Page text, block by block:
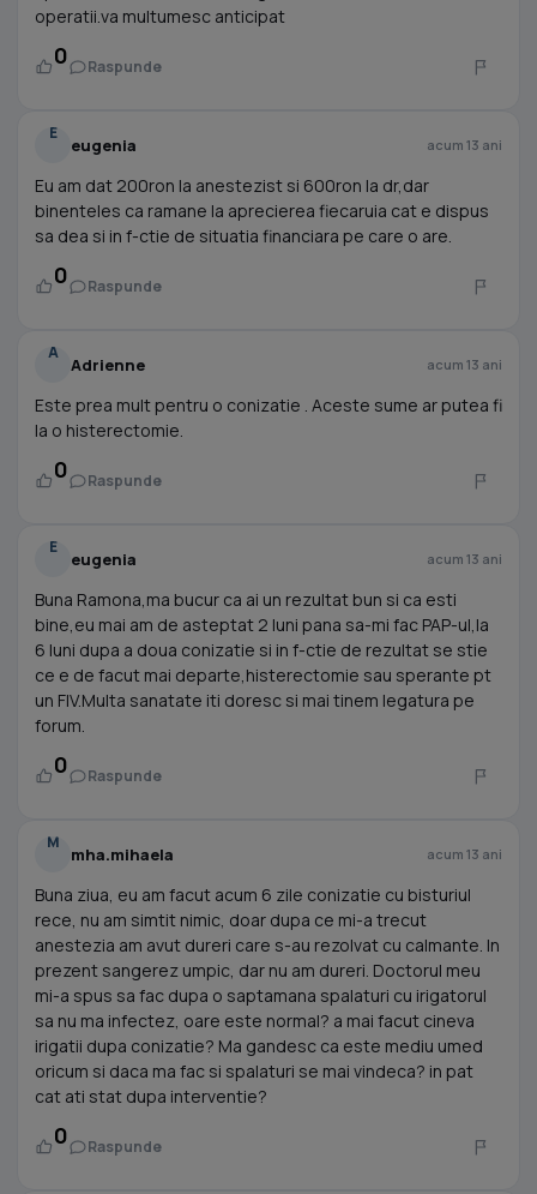
operatii.va multumesc anticipat
0 Raspunde
E
eugenia acum 13 ani
Eu am dat 200ron la anestezist si 600ron la dr,dar
binenteles ca ramane la aprecierea fiecaruia cat e dispus
sa dea si in f-ctie de situatia financiara pe care o are.
0 Raspunde
A
Adrienne acum 13 ani
Este prea mult pentru o conizatie . Aceste sume ar putea fi
la o histerectomie.
0 Raspunde
E
eugenia acum 13 ani
Buna Ramona,ma bucur ca ai un rezultat bun si ca esti
bine,eu mai am de asteptat 2 luni pana sa-mi fac PAP-ul,la
6 luni dupa a doua conizatie si in f-ctie de rezultat se stie
ce e de facut mai departe,histerectomie sau sperante pt
un FIV.Multa sanatate iti doresc si mai tinem legatura pe
forum.
0 Raspunde
M
mha.mihaela acum 13 ani
Buna ziua, eu am facut acum 6 zile conizatie cu bisturiul
rece, nu am simtit nimic, doar dupa ce mi-a trecut
anestezia am avut dureri care s-au rezolvat cu calmante. In
prezent sangerez umpic, dar nu am dureri. Doctorul meu
mi-a spus sa fac dupa o saptamana spalaturi cu irigatorul
sa nu ma infectez, oare este normal? a mai facut cineva
irigatii dupa conizatie? Ma gandesc ca este mediu umed
oricum si daca ma fac si spalaturi se mai vindeca? in pat
cat ati stat dupa interventie?
0 Raspunde